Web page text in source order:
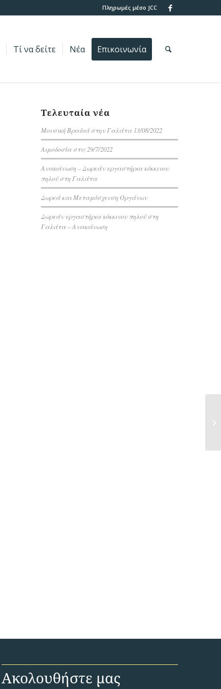
Πληρωμές μέσο JCC
Τί να δείτε Νέα Επικοινωνία
Τελευταία νέα
Μουσική Βραδιά στην Γαλάτα 13/08/2022
Αιμοδοσία στις 29/7/2022
Ανακοίνωση – Δωρεάν εργαστήρια κόκκινου
πηλού στη Γαλάτα
Δωρεά και Μεταμόσχευση Οργάνων
Δωρεάν εργαστήρια κόκκινου πηλού στη
Γαλάτα – Ανακοίνωση
Ακολουθήστε μας